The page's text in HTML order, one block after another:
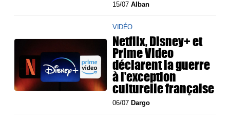
15/07Alban
VIDÉO
Netflix, Disney+ et
Prime Video
déclarent la guerre
à l'exception
culturelle française
06/07 Dargo